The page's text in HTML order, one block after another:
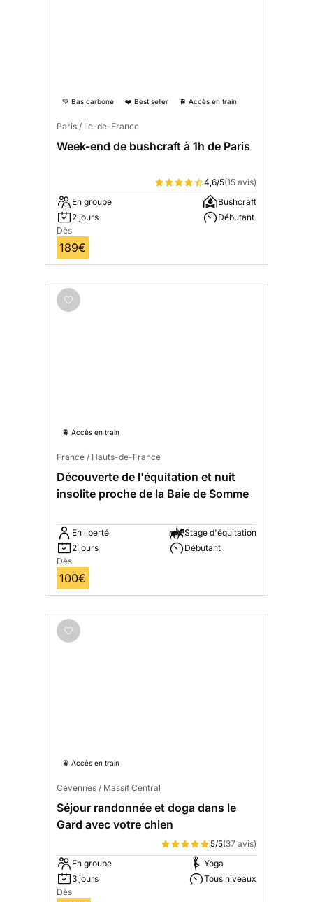
💚 Bas carbone ❤️ Best seller 🚆 Accès en train
Paris / Ile-de-France
Week-end de bushcraft à 1h de Paris
4,6/5(15 avis)
En groupe
2 jours
Bushcraft
Débutant
Dès
189€
🚆 Accès en train
France / Hauts-de-France
Découverte de l'équitation et nuit
insolite proche de la Baie de Somme
En liberté
2 jours
Stage d'équitation
Débutant
Dès
100€
🚆 Accès en train
Cévennes / Massif Central
Séjour randonnée et doga dans le
Gard avec votre chien
5/5(37 avis)
En groupe
3 jours
Yoga
Tous niveaux
Dès